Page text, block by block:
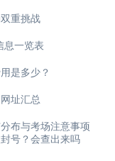
重挑战
息一览表
是多少？
址汇总
布与考场注意事项
号？会查出来吗